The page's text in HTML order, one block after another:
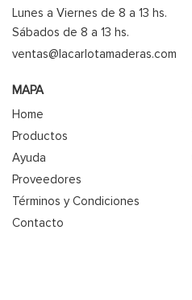
Lunes a Viernes de 8 a 13 hs.
Sábados de 8 a 13 hs.
ventas@lacarlotamaderas.com
MAPA
Home
Productos
Ayuda
Proveedores
Términos y Condiciones
Contacto